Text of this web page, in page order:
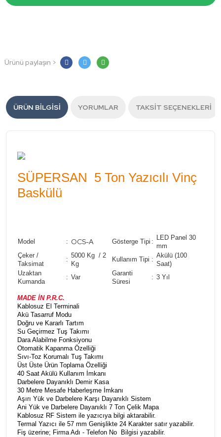
Ürünü paylaşın >
ÜRÜN BILGISI YORUMLAR TAKSIT SEÇENEKLERI
SÜPERSAN 5 Ton Yazıcılı Vinç
Baskülü
Model : OCS-A Gösterge Tipi :
LED Panel 30
mm
Çeker /
Taksimat
:
5000 Kg / 2
Kg
Kullanım Tipi :
Akülü (100
Saat)
Uzaktan
Kumanda
: Var
Garanti
Süresi
: 3 Yıl
MADE İN P.R.C.
Kablosuz El Terminali
Akü Tasarruf Modu
Doğru ve Kararlı Tartım
Su Geçirmez Tuş Takımı
Dara Alabilme Fonksiyonu
Otomatik Kapanma Özelliği
Sıvı-Toz Korumalı Tuş Takımı
Üst Üste Ürün Toplama Özelliği
40 Saat Akülü Kullanım İmkanı
Darbelere Dayanıklı Demir Kasa
30 Metre Mesafe Haberleşme İmkanı
Aşırı Yük ve Darbelere Karşı Dayanıklı Sistem
Ani Yük ve Darbelere Dayanıklı 7 Ton Çelik Mapa
Kablosuz RF Sistem ile yazıcıya bilgi aktarabilir.
Termal Yazıcı ile 57 mm Genişlikte 24 Karakter satır yazabilir.
Fiş üzerine; Firma Adı - Telefon No Bilgisi yazabilir.